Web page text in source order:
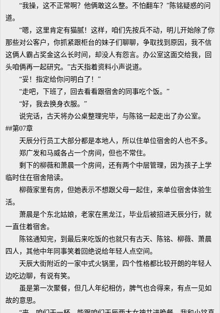
“我操，这不正常啊？他俩敢这么整。不怕翻车？”陈铭疑惑的问
道。
“嗯，这里肯定有猫腻！这样，咱们先按兵不动，明儿开始除了你
那些对公客户，你抓紧跟柜台的妹子们聊聊，争取找到原因，我不信
这俩人霸占奖金这么长时间，却没人有怨言。办公室这面交给我，回
头咱俩再一起研究。”古天指着资料小声说道。
“妥！指定给你问明白了！”
“走吧，下班了，回去看看跟宿舍的同事吃个饭。”
“好，我去换身衣服。”
说完话，古天将办公桌整理完毕，与陈铭一起走出了办公室。
##第07章
天辰分行员工大部分都是本地人，所以住单位宿舍的人也不多。
郑广发和马威各占一个房间，但也不常住。
剩下的柳薇和萧晨一个房间，还有两个中层管理，因为孩子上学
临时住在宿舍陪读。
柳薇家里有房，但她表示不想跟父母一起住，来单位宿舍体验生
活。
萧晨是个东北姑娘，老家在黑龙江，毕业后被招进天辰分行，就
一直住着宿舍。
陈铭通知完，到最后来吃饭的也就只有古天、陈铭、柳薇、萧晨
四人，其他中年同事笑着回绝说给年轻人点空间。
天辰大街附近的一家中式火锅里，四个性格都比较开朗的年轻人
边吃边聊，有说有笑。
虽是第一次聚餐，但几人年纪相仿，脾气也合得来，有点一见如
故的意思。